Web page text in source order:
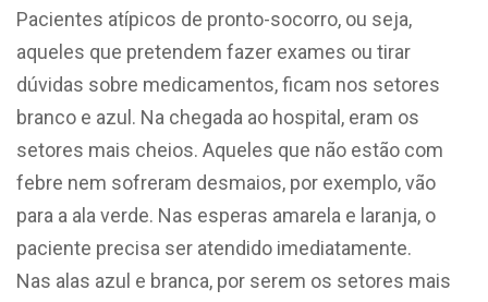
Pacientes atípicos de pronto-socorro, ou seja,
aqueles que pretendem fazer exames ou tirar
dúvidas sobre medicamentos, ficam nos setores
branco e azul. Na chegada ao hospital, eram os
setores mais cheios. Aqueles que não estão com
febre nem sofreram desmaios, por exemplo, vão
para a ala verde. Nas esperas amarela e laranja, o
paciente precisa ser atendido imediatamente.
Nas alas azul e branca, por serem os setores mais